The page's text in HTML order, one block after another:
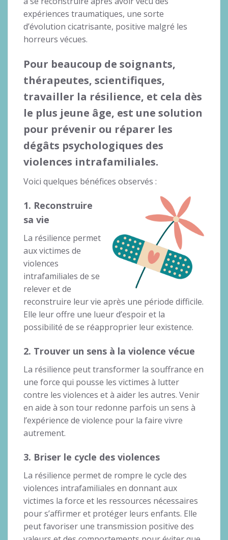
expériences traumatiques, une sorte
d’évolution cicatrisante, positive malgré les
horreurs vécues.
Pour beaucoup de soignants,
thérapeutes, scientifiques,
travailler la résilience, et cela dès
le plus jeune âge, est une solution
pour prévenir ou réparer les
dégâts psychologiques des
violences intrafamiliales.
Voici quelques bénéfices observés :
1. Reconstruire
sa vie
La résilience permet
aux victimes de
violences
intrafamiliales de se
relever et de
reconstruire leur vie après une période difficile.
Elle leur offre une lueur d’espoir et la
possibilité de se réapproprier leur existence.
2. Trouver un sens à la violence vécue
La résilience peut transformer la souffrance en
une force qui pousse les victimes à lutter
contre les violences et à aider les autres. Venir
en aide à son tour redonne parfois un sens à
l’expérience de violence pour la faire vivre
autrement.
3. Briser le cycle des violences
La résilience permet de rompre le cycle des
violences intrafamiliales en donnant aux
victimes la force et les ressources nécessaires
pour s’affirmer et protéger leurs enfants. Elle
peut favoriser une transmission positive des